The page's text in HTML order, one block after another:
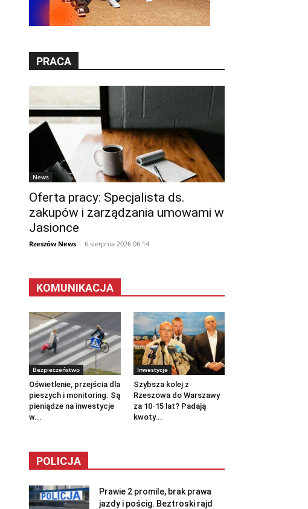
PRACA
News
Oferta pracy: Specjalista ds.
zakupów i zarządzania umowami w
Jasionce
Rzeszów News - 6 sierpnia 2026 06:14
KOMUNIKACJA
Bezpieczeństwo
Oświetlenie, przejścia dla
pieszych i monitoring. Są
pieniądze na inwestycje
w...
Inwestycje
Szybsza kolej z
Rzeszowa do Warszawy
za 10-15 lat? Padają
kwoty...
POLICJA
Prawie 2 promile, brak prawa
jazdy i pościg. Beztroski rajd